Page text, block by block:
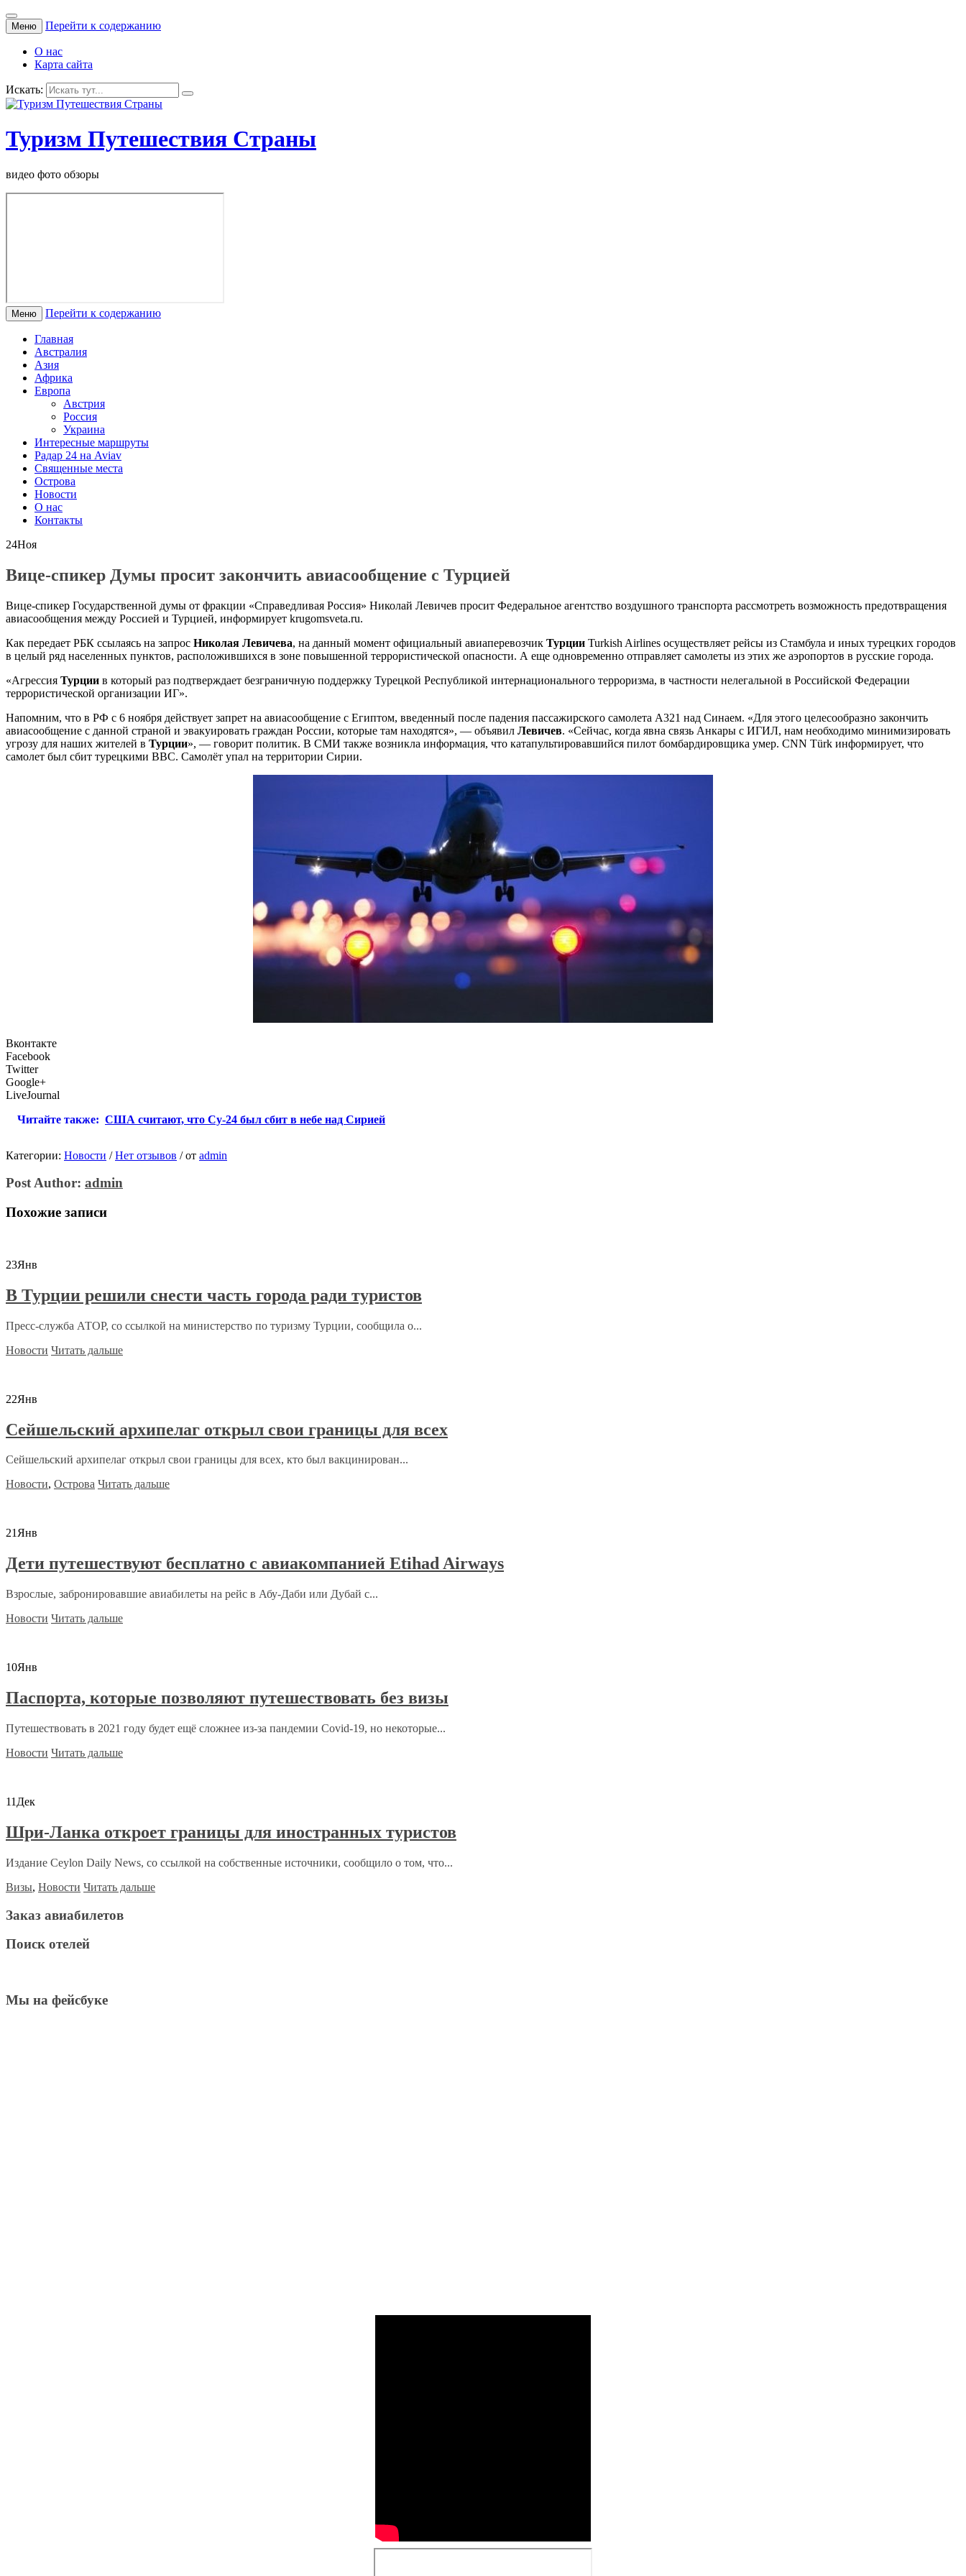
Меню Перейти к содержанию
О нас
Карта сайта
Искать:
Туризм Путешествия Страны
видео фото обзоры
Меню Перейти к содержанию
Главная
Австралия
Азия
Африка
Европа
Австрия
Россия
Украина
Интересные маршруты
Радар 24 на Aviav
Священные места
Острова
Новости
О нас
Контакты
24Ноя
Вице-спикер Думы просит закончить авиасообщение с Турцией
Вице-спикер Государственной думы от фракции «Справедливая Россия» Николай Левичев просит Федеральное агентство воздушного транспорта рассмотреть возможность предотвращения
авиасообщения между Россией и Турцией, информирует krugomsveta.ru.
Как передает РБК ссылаясь на запрос Николая Левичева, на данный момент официальный авиаперевозчик Турции Turkish Airlines осуществляет рейсы из Стамбула и иных турецких городов
в целый ряд населенных пунктов, расположившихся в зоне повышенной террористической опасности. А еще одновременно отправляет самолеты из этих же аэропортов в русские города.
«Агрессия Турции в который раз подтверждает безграничную поддержку Турецкой Республикой интернационального терроризма, в частности нелегальной в Российской Федерации
террористической организации ИГ».
Напомним, что в РФ с 6 ноября действует запрет на авиасообщение с Египтом, введенный после падения пассажирского самолета А321 над Синаем. «Для этого целесообразно закончить
авиасообщение с данной страной и эвакуировать граждан России, которые там находятся», — объявил Левичев. «Сейчас, когда явна связь Анкары с ИГИЛ, нам необходимо минимизировать
угрозу для наших жителей в Турции», — говорит политик. В СМИ также возникла информация, что катапультировавшийся пилот бомбардировщика умер. CNN Türk информирует, что
самолет был сбит турецкими ВВС. Самолёт упал на территории Сирии.
Вконтакте
Facebook
Twitter
Google+
LiveJournal
Читайте также: США считают, что Су-24 был сбит в небе над Сирией
Категории: Новости / Нет отзывов /от admin
Post Author: admin
Похожие записи
23Янв
В Турции решили снести часть города ради туристов
Пресс-служба АТОР, со ссылкой на министерство по туризму Турции, сообщила о...
Новости Читать дальше
22Янв
Сейшельский архипелаг открыл свои границы для всех
Сейшельский архипелаг открыл свои границы для всех, кто был вакцинирован...
Новости, Острова Читать дальше
21Янв
Дети путешествуют бесплатно с авиакомпанией Etihad Airways
Взрослые, забронировавшие авиабилеты на рейс в Абу-Даби или Дубай с...
Новости Читать дальше
10Янв
Паспорта, которые позволяют путешествовать без визы
Путешествовать в 2021 году будет ещё сложнее из-за пандемии Covid-19, но некоторые...
Новости Читать дальше
11 Дек
Шри-Ланка откроет границы для иностранных туристов
Издание Ceylon Daily News, со ссылкой на собственные источники, сообщило о том, что...
Визы, Новости Читать дальше
Заказ авиабилетов
Поиск отелей
Мы на фейсбуке